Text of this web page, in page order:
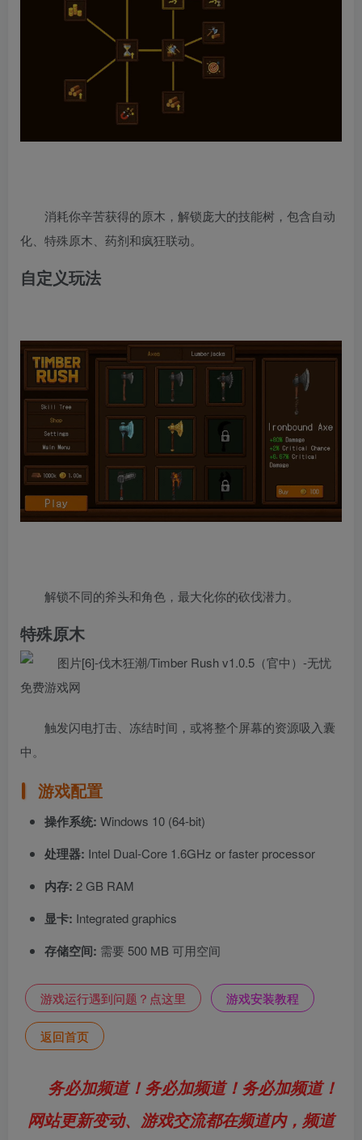
消耗你辛苦获得的原木，解锁庞大的技能树，包含自动
化、特殊原木、药剂和疯狂联动。
自定义玩法
解锁不同的斧头和角色，最大化你的砍伐潜力。
特殊原木
触发闪电打击、冻结时间，或将整个屏幕的资源吸入囊
中。
游戏配置
操作系统: Windows 10 (64-bit)
处理器: Intel Dual-Core 1.6GHz or faster processor
内存: 2 GB RAM
显卡: Integrated graphics
存储空间: 需要 500 MB 可用空间
游戏运行遇到问题？点这里 游戏安装教程
返回首页
务必加频道！务必加频道！务必加频道！
网站更新变动、游戏交流都在频道内，频道